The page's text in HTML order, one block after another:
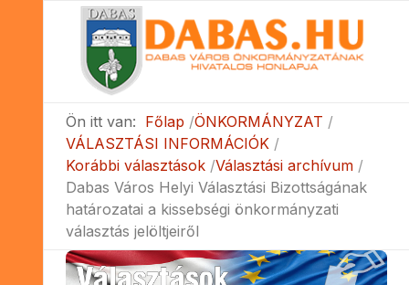
Ön itt van: Főlap ÖNKORMÁNYZAT
VÁLASZTÁSI INFORMÁCIÓK
Korábbi választások Választási archívum
Dabas Város Helyi Választási Bizottságának
határozatai a kissebségi önkormányzati
választás jelöltjeiről